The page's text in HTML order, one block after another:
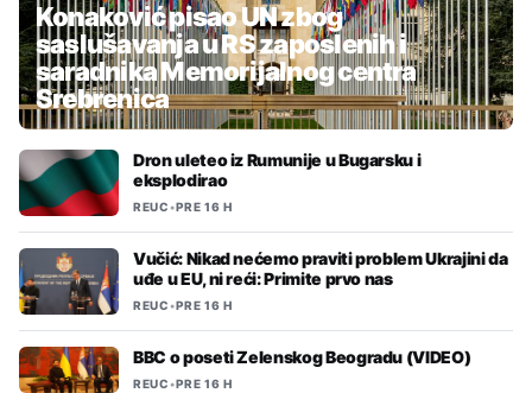
Konaković pisao UN zbog
saslušavanja u RS zaposlenih i
saradnika Memorijalnog centra
Srebrenica
Dron uleteo iz Rumunije u Bugarsku i
eksplodirao
REUC•PRE 16 H
Vučić: Nikad nećemo praviti problem Ukrajini da
uđe u EU, ni reći: Primite prvo nas
REUC•PRE 16 H
BBC o poseti Zelenskog Beogradu (VIDEO)
REUC•PRE 16 H